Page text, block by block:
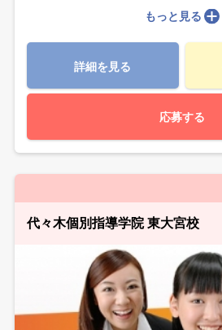
もっと見る
詳細を見る
応募する
代々木個別指導学院 東大宮校